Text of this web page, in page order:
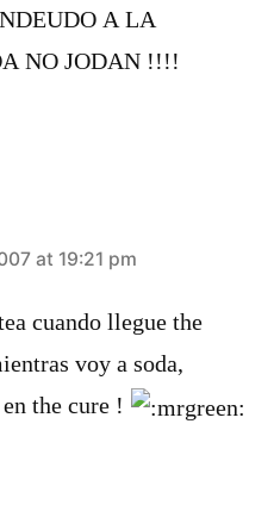
A LA
NO JODAN !!!!
at 19:21 pm
cuando llegue the
voy a soda,
the cure !